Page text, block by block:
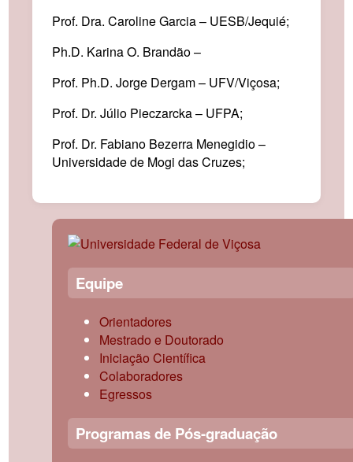
Prof. Dra. Caroline Garcia – UESB/Jequié;
Ph.D. Karina O. Brandão –
Prof. Ph.D. Jorge Dergam – UFV/Viçosa;
Prof. Dr. Júlio Pieczarcka – UFPA;
Prof. Dr. Fabiano Bezerra Menegidio –
Universidade de Mogi das Cruzes;
Equipe
Orientadores
Mestrado e Doutorado
Iniciação Científica
Colaboradores
Egressos
Programas de Pós-graduação